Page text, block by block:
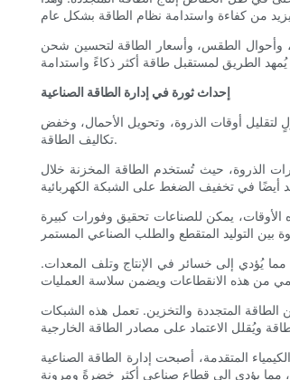
وأحوال الطقس، وأسعار الطاقة لتحسين شحن
إحداث ثورة في إدارة الطاقة الصناعية
لتقليل أوقات الذروة، وتحويل الأحمال، وخفض
تكاليف الطاقة.
الذروة، حيث تُستخدم الطاقة المخزنة خلال
الأوقات، يمكن للصناعات تحقيق وفورات كبيرة
مما يُؤدي إلى خسائر في الإنتاج وتلف المعدات.
الطاقة المتجددة والتخزين. تعمل هذه الشبكات
المتقدمة، أصبحت إدارة الطاقة الصناعية